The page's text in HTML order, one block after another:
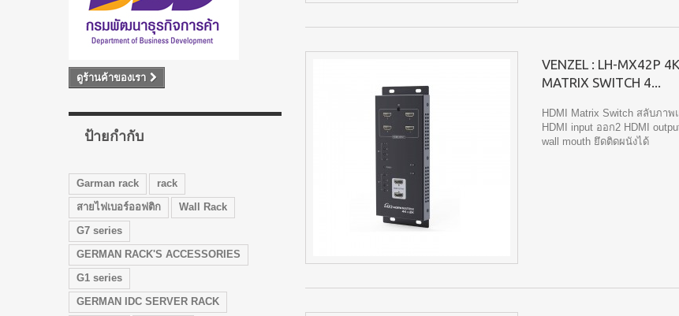
ดูร้านค้าของเรา
ป้ายกำกับ
Garman rack
rack
สายไฟเบอร์ออฟติก
Wall Rack
G7 series
GERMAN RACK'S ACCESSORIES
G1 series
GERMAN IDC SERVER RACK
VENZEL : LH-MX42P
MATRIX SWITCH 4...
HDMI Matrix Switch สลับภาพ
HDMI input ออก2 HDMI
wall mouth ยึดติดผนังได้